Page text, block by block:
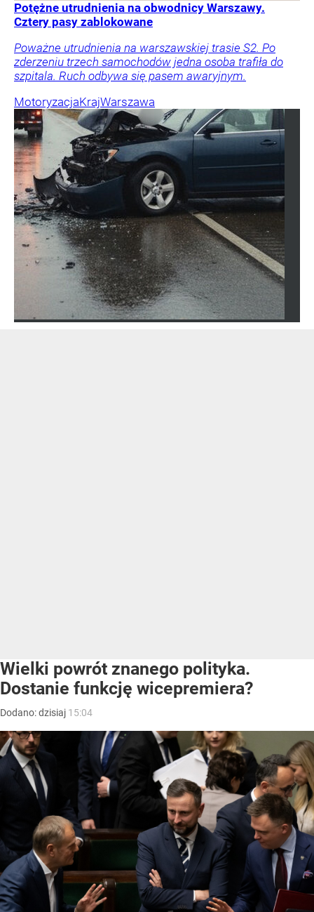
Potężne utrudnienia na obwodnicy Warszawy.
Cztery pasy zablokowane
Poważne utrudnienia na warszawskiej trasie S2. Po
zderzeniu trzech samochodów jedna osoba trafiła do
szpitala. Ruch odbywa się pasem awaryjnym.
MotoryzacjaKrajWarszawa
Wielki powrót znanego polityka.
Dostanie funkcję wicepremiera?
Dodano:dzisiaj 15:04